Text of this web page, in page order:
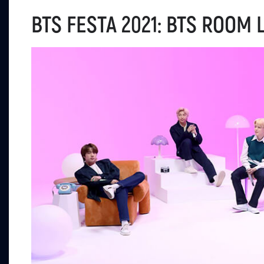
BTS FESTA 2021: BTS ROOM